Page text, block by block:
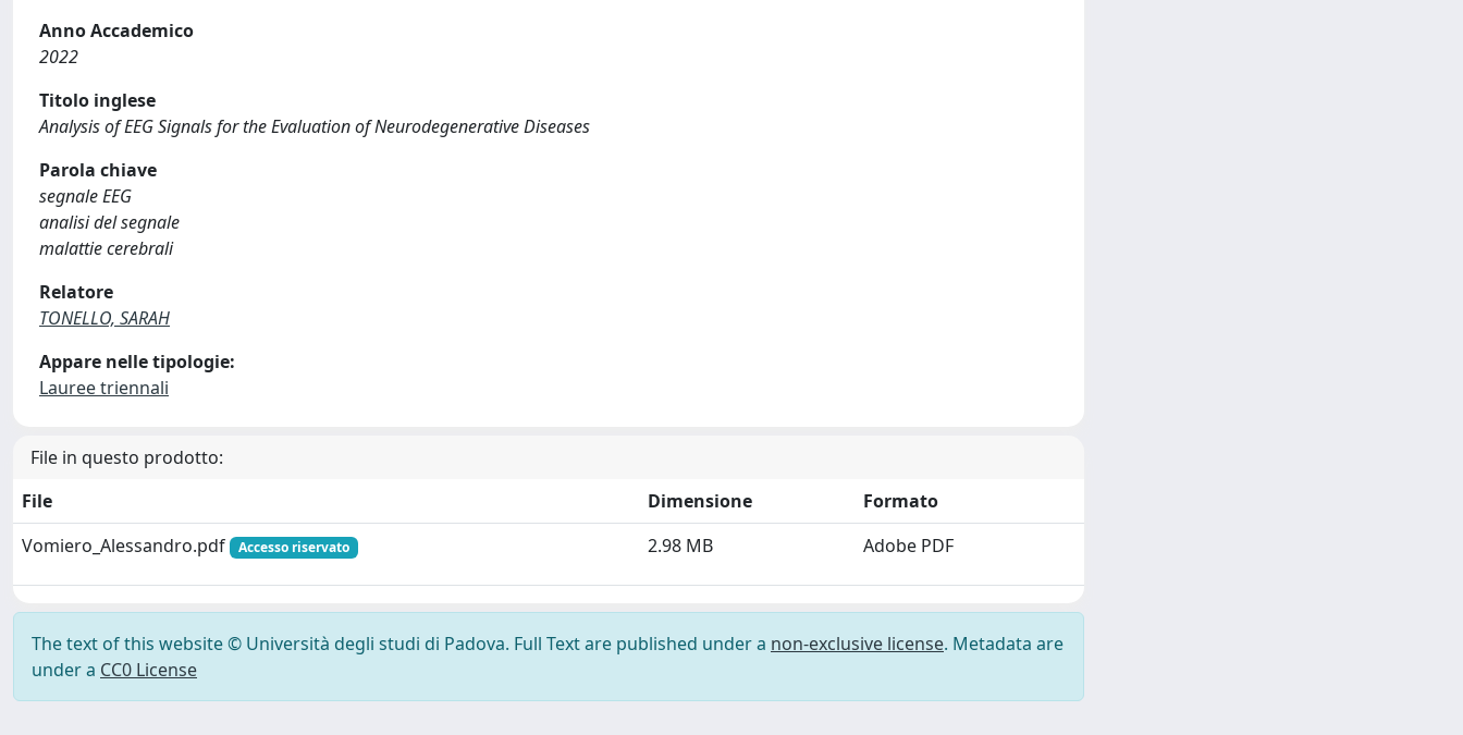
Anno Accademico
2022
Titolo inglese
Analysis of EEG Signals for the Evaluation of Neurodegenerative Diseases
Parola chiave
segnale EEG
analisi del segnale
malattie cerebrali
Relatore
TONELLO, SARAH
Appare nelle tipologie:
Lauree triennali
File in questo prodotto:
File
Dimensione
Formato
Vomiero_Alessandro.pdf
Accesso riservato 2.98 MB Adobe PDF
The text of this website © Università degli studi di Padova. Full Text are published under a non-exclusive license. Metadata are
under a CC0 License